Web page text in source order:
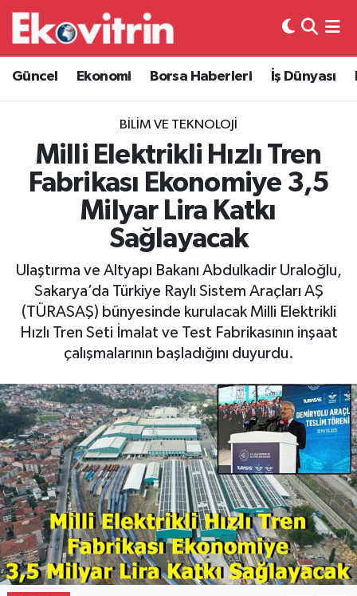
Güncel Ekonomi Borsa Haberleri İş Dünyası
BILIM VE TEKNOLOJI
Milli Elektrikli Hızlı Tren
Fabrikası Ekonomiye 3,5
Milyar Lira Katkı
Sağlayacak
Ulaştırma ve Altyapı Bakanı Abdulkadir Uraloğlu,
Sakarya’da Türkiye Raylı Sistem Araçları AŞ
(TÜRASAŞ) bünyesinde kurulacak Milli Elektrikli
Hızlı Tren Seti İmalat ve Test Fabrikasının inşaat
çalışmalarının başladığını duyurdu.
Güncel
Ekonomi
Borsa Haberleri
İş Dünyası
Lojistik
Otovitrin
Asayiş
Magazin
Gayrimenkul
Spor
Eğitim
Hava Durumu
Trafik Durumu
Süper Lig Puan Durumu ve Fikstür
Tüm Manşetler
Son Dakika Haberleri
Haber Arşivi